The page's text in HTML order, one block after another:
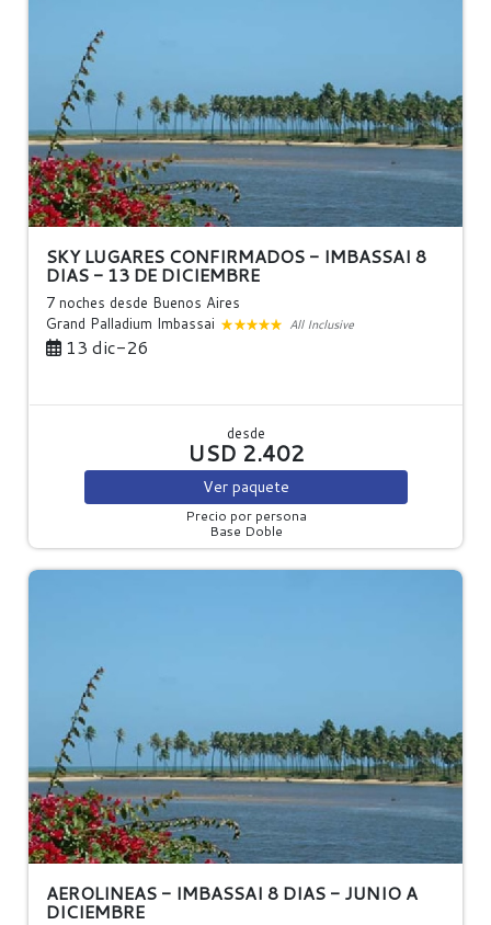
SKY LUGARES CONFIRMADOS - IMBASSAI 8
DIAS - 13 DE DICIEMBRE
7 noches desde Buenos Aires
Grand Palladium Imbassai
All Inclusive
13 dic-26
desde
USD 2.402
Ver paquete
Precio por persona
Base Doble
AEROLINEAS - IMBASSAI 8 DIAS - JUNIO A
DICIEMBRE